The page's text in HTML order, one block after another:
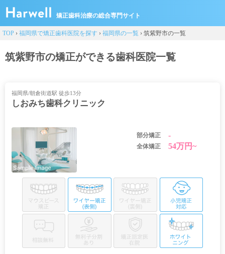
矯正歯科治療の総合専門サイト
TOP › 福岡県で矯正歯科医院を探す › 福岡県の一覧 › 筑紫野市の一覧
筑紫野市の矯正ができる歯科医院一覧
福岡県/朝倉街道駅 徒歩13分
しおみち歯科クリニック
部分矯正 -
全体矯正 54万円~